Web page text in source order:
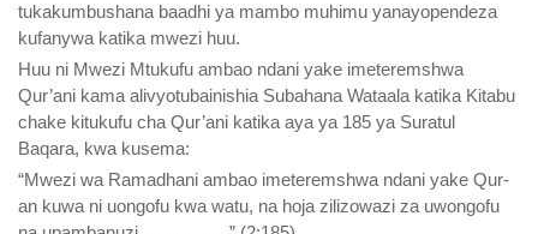
tukakumbushana baadhi ya mambo muhimu yanayopendeza
kufanywa katika mwezi huu.
Huu ni Mwezi Mtukufu ambao ndani yake imeteremshwa
Qur’ani kama alivyotubainishia Subahana Wataala katika Kitabu
chake kitukufu cha Qur’ani katika aya ya 185 ya Suratul
Baqara, kwa kusema:
“Mwezi wa Ramadhani ambao imeteremshwa ndani yake Qur-
an kuwa ni uongofu kwa watu, na hoja zilizowazi za uwongofu